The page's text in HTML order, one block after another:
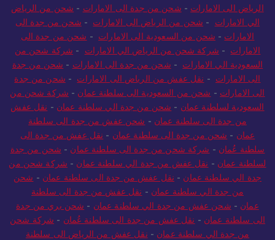
الرياض الى الامارات - شحن من جدة الى الامارات - شحن من الرياض
الي الامارات - شحن من الرياض الى الامارات - شحن من جدة الى
الامارات - شحن من السعودية الى الامارات - شحن من جدة الى
الامارات - شركة شحن من الرياض الي الامارات - شركة شحن من
السعودية الي الامارات - شحن من جدة الى الامارات - شحن من جدة
الى الامارات - نقل عفش من الرياض الى الامارات - شحن من جدة
الى الامارات - شحن من السعودية الى سلطنة عمان - شركة شحن من
السعودية لسلطنة عمان - شحن من جدة الي سلطنة عمان - نقل عفش
من جدة الى سلطنة عمان - شحن عفش من جدة الى سلطنة
عمان - شحن من جدة الى سلطنة عمان - نقل عفش من جدة الى
سلطنة عُمان - شركة شحن من جدة الى سلطنة عمان - شحن من جدة
لسلطنة عمان - نقل عفش من جدة الي سلطنة عمان - شركة شحن من
جدة الي سلطنة عمان - نقل عفش من جدة الى سلطنة عمان - شحن
من جدة الي سلطنة عمان - نقل عفش من جدة الى سلطنة
عمان - شحن عفش من جدة الي سلطنة عمان - شحن بري من جدة
الى سلطنة عمان - نقل عفش من جدة الى سلطنة عُمان - شركة شحن
من جدة الي سلطنة عمان - نقل عفش من الرياض الى سلطنة